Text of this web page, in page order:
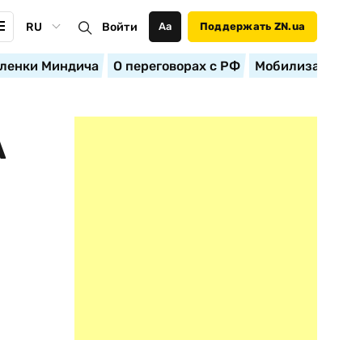
RU Войти Аа Поддержать ZN.ua
Миндича О переговорах с РФ